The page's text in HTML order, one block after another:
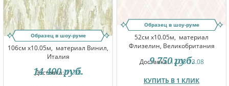
Образец в шоу-руме
106см x10.05м, материал Винил,
Италия
Доставка:11.08
14 400 руб.
Образец в шоу-руме
52см x10.05м, материал
Флизелин, Великобритания
Доставка:12.08-13.08
КУПИТЬ В 1 КЛИК
9 750 руб.